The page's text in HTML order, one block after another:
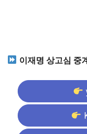
이재명 상고심 중